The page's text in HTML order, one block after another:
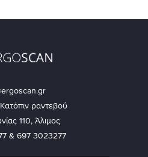
ραντεβού
110, Άλιμος
& 697 3023277